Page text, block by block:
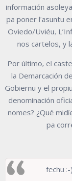
información
pa poner l'asuntu
Oviedo/Uviéu,
nos cartelos, y
Por último, el
la Demarcación
Gobiernu y el
denominación
nomes? ¿Qué
pa
fechu :-